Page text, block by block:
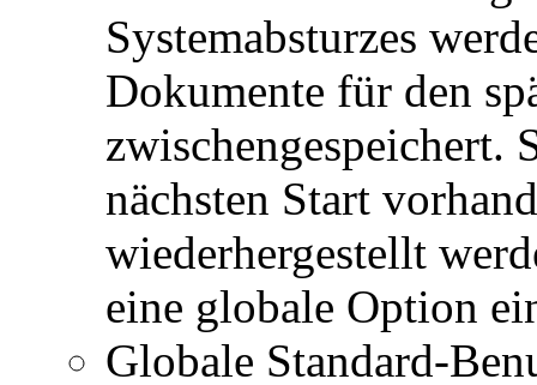
Systemabsturzes
Dokumente für den
zwischengespeichert.
nächsten Start
wiederhergestellt
eine globale Option
Globale Standard-